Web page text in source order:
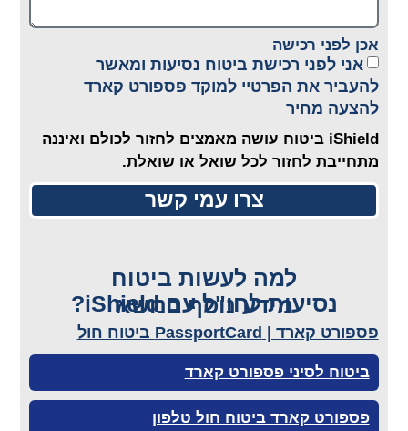
אכן לפני רכישה
אני לפני רכישת ביטוח נסיעות ומאשר
להעביר את הפרטיי למוקד פספורט קארד
להצעה מחיר
iShield ביטוח עושה מאמצים לחזור לכולם ואיננה
מתחייבת לחזור לכל שואל או שואלת.
צרו עמי קשר
למה לעשות ביטוח
נסיעות לחו"ל עם iShield?
מידע נוסף בנושא
פספורט קארד | PassportCard ביטוח חול
ביטוח לסיני פספורט קארד
פספורט קארד ביטוח חול טלפון